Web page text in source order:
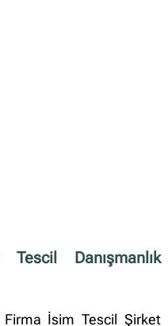
Danışmanlık
İsim Tescil Şirket